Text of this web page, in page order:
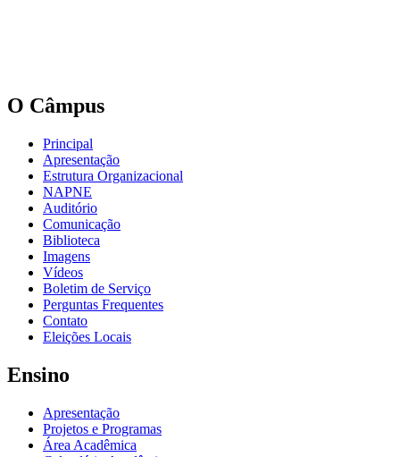
O Câmpus
Principal
Apresentação
Estrutura Organizacional
NAPNE
Auditório
Comunicação
Biblioteca
Imagens
Vídeos
Boletim de Serviço
Perguntas Frequentes
Contato
Eleições Locais
Ensino
Apresentação
Projetos e Programas
Área Acadêmica